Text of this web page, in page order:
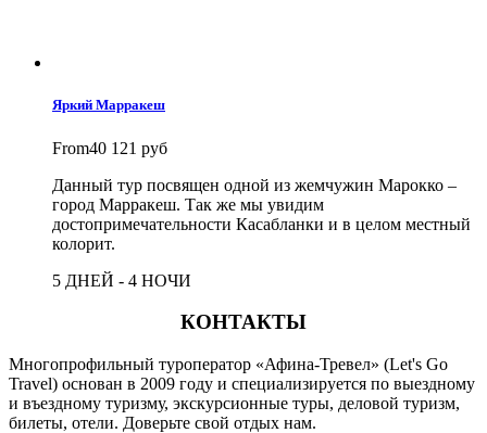
Яркий Марракеш
From40 121 руб
Данный тур посвящен одной из жемчужин Марокко –
город Марракеш. Так же мы увидим
достопримечательности Касабланки и в целом местный
колорит.
5 ДНЕЙ - 4 НОЧИ
КОНТАКТЫ
Многопрофильный туроператор «Афина-Тревел» (Let's Go
Travel) основан в 2009 году и специализируется по выездному
и въездному туризму, экскурсионные туры, деловой туризм,
билеты, отели. Доверьте свой отдых нам.